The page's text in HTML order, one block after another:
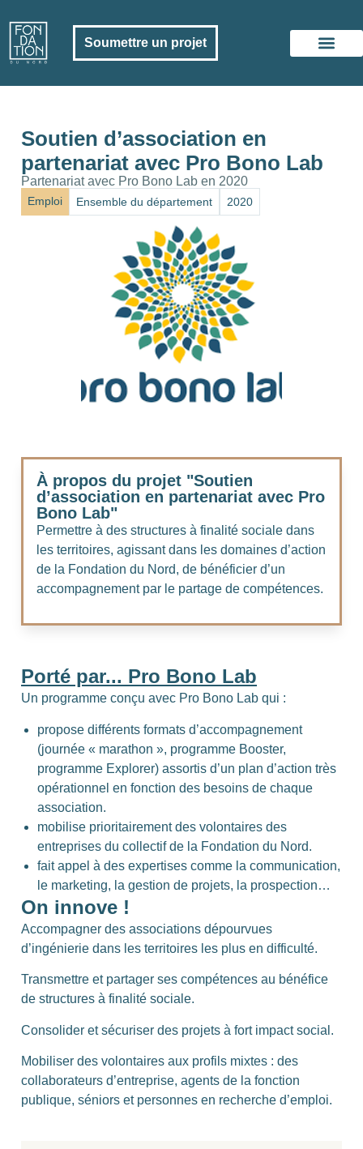
Soumettre un projet
Soutien d’association en
partenariat avec Pro Bono Lab
Partenariat avec Pro Bono Lab en 2020
Emploi Ensemble du département 2020
À propos du projet "Soutien
d’association en partenariat avec Pro
Bono Lab"
Permettre à des structures à finalité sociale dans
les territoires, agissant dans les domaines d’action
de la Fondation du Nord, de bénéficier d’un
accompagnement par le partage de compétences.
Porté par... Pro Bono Lab
Un programme conçu avec Pro Bono Lab qui :
propose différents formats d’accompagnement
(journée « marathon », programme Booster,
programme Explorer) assortis d’un plan d’action très
opérationnel en fonction des besoins de chaque
association.
mobilise prioritairement des volontaires des
entreprises du collectif de la Fondation du Nord.
fait appel à des expertises comme la communication,
le marketing, la gestion de projets, la prospection…
On innove !
Accompagner des associations dépourvues
d’ingénierie dans les territoires les plus en difficulté.
Transmettre et partager ses compétences au bénéfice
de structures à finalité sociale.
Consolider et sécuriser des projets à fort impact social.
Mobiliser des volontaires aux profils mixtes : des
collaborateurs d’entreprise, agents de la fonction
publique, séniors et personnes en recherche d’emploi.